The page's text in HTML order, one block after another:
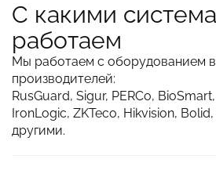
С какими
работаем
Мы работаем с оборудованием
производителей:
RusGuard, Sigur, PERCo,
IronLogic, ZKTeco, Hikvision,
другими.